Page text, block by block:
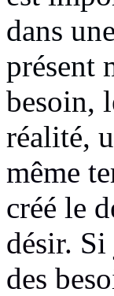
dans une
présent
besoin,
réalité,
même
créé le
désir. Si
des